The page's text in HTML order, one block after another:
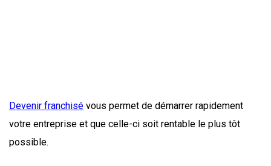
Devenir franchisé vous permet de démarrer rapidement
votre entreprise et que celle-ci soit rentable le plus tôt
possible.